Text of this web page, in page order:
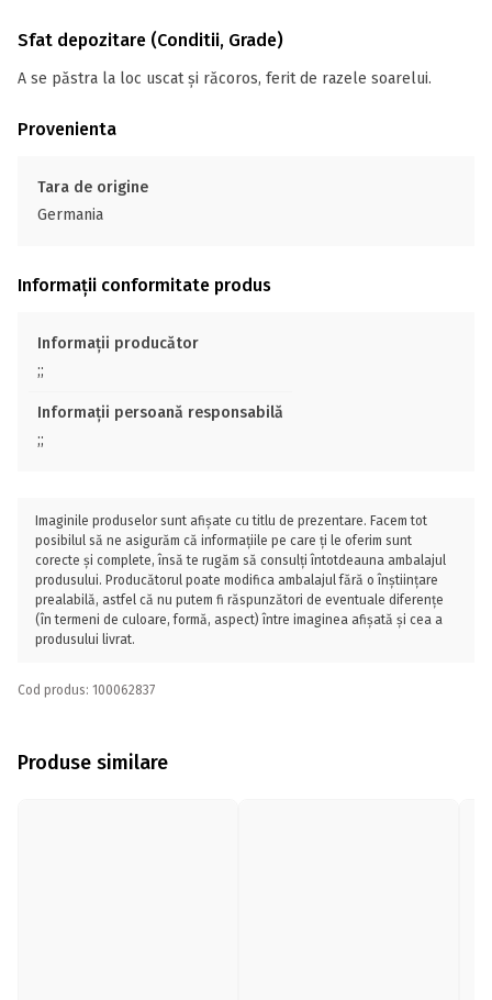
Sfat depozitare (Conditii, Grade)
A se păstra la loc uscat și răcoros, ferit de razele soarelui.
Provenienta
Tara de origine
Germania
Informații conformitate produs
Informații producător
;;
Informații persoană responsabilă
;;
Imaginile produselor sunt afișate cu titlu de prezentare. Facem tot
posibilul să ne asigurăm că informațiile pe care ți le oferim sunt
corecte și complete, însă te rugăm să consulți întotdeauna ambalajul
produsului. Producătorul poate modifica ambalajul fără o înștiințare
prealabilă, astfel că nu putem fi răspunzători de eventuale diferențe
(în termeni de culoare, formă, aspect) între imaginea afișată și cea a
produsului livrat.
Cod produs: 100062837
Produse similare